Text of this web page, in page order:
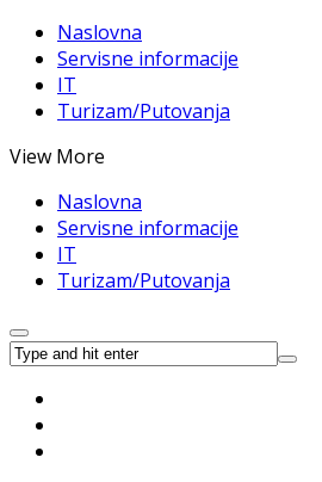
Naslovna
Servisne informacije
IT
Turizam/Putovanja
View More
Naslovna
Servisne informacije
IT
Turizam/Putovanja